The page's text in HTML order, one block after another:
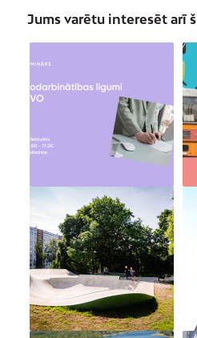
Jums varētu interesēt arī